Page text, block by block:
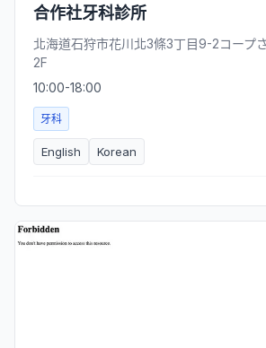
合作社牙科診所
北海道石狩市花川北3條3丁目9-2コープ
2F
10:00-18:00
牙科
English Korean